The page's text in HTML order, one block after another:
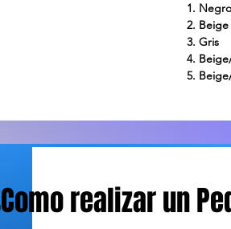
Negro
Beige
Gris
realizar un